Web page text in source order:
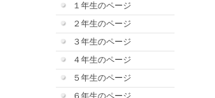
１年生のページ
２年生のページ
３年生のページ
４年生のページ
５年生のページ
６年生のページ